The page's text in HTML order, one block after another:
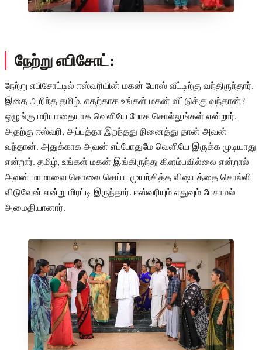
நேற்று எபிசோட்:
நேற்று எபிசோட்டில் ஈஸ்வரியின் மகன் போஸ் வீட்டிற்கு வந்திருந்தார்.
இதை அறிந்த தமிழ், எதற்காக உங்கள் மகன் வீட்டுக்கு வந்தான்?
ஒழுங்கு மரியாதையாக வெளியே போக சொல்லுங்கள் என்றார்.
அதற்கு ஈஸ்வரி, அப்பத்தா இறந்தது நினைத்து தான் அவன்
வந்தான். அதுக்காக அவன் எப்போதுமே வெளியே இருக்க முடியாது
என்றார். தமிழ், உங்கள் மகன் இங்கிருந்து கிளம்பவில்லை என்றால்
அவன் மாமாவை கொலை செய்ய முயற்சித்த விஷயத்தை சொல்லி
விடுவேன் என்று மிரட்டி இருந்தார். ஈஸ்வரியும் எதுவும் பேசாமல்
அமைதியானார்.